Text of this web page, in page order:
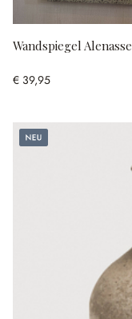
Wandspiegel Alenasse
€ 39,95
Neu